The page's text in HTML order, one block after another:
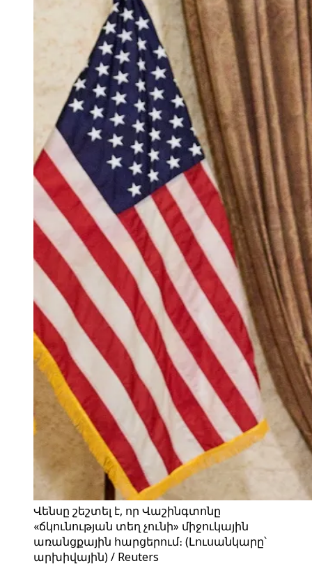
Վենսը շեշտել է, որ Վաշինգտոնը
«ճկունության տեղ չունի» միջուկային
առանցքային հարցերում։ (Լուսանկարը՝
արխիվային) / Reuters